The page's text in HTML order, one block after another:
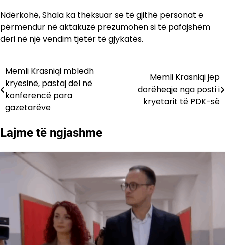
Ndërkohë, Shala ka theksuar se të gjithë personat e
përmendur në aktakuzë prezumohen si të pafajshëm
deri në një vendim tjetër të gjykatës.
Lëvizje
te
postimet
Memli Krasniqi mbledh
kryesinë, pastaj del në
konferencë para
gazetarëve
Memli Krasniqi jep
dorëheqje nga posti i
kryetarit të PDK-së
Lajme të ngjashme